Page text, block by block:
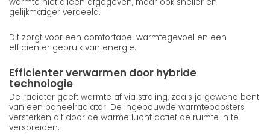
gelijkmatiger verdeeld.
Dit zorgt voor een comfortabel warmtegevoel en een
efficienter gebruik van energie.
Efficienter verwarmen door hybride
technologie
De radiator geeft warmte af via straling, zoals je gewend bent
van een paneelradiator. De ingebouwde warmteboosters
versterken dit door de warme lucht actief de ruimte in te
verspreiden.